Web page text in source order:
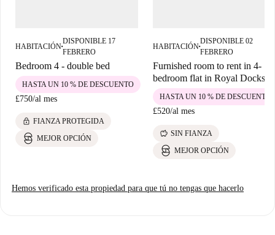
HABITACIÓN■
DISPONIBLE 17
FEBRERO
Bedroom 4 - double bed
£750/al mes
HASTA UN 10 % DE DESCUENTO
lock FIANZA PROTEGIDA
MEJOR OPCIÓN
HABITACIÓN■
DISPONIBLE 02
FEBRERO
Furnished room to rent in 4-
bedroom flat in Royal Docks
£520/al mes
HASTA UN 10 % DE DESCUENTO
savings SIN FIANZA
MEJOR OPCIÓN
Hemos verificado esta propiedad para que tú no tengas que hacerlo